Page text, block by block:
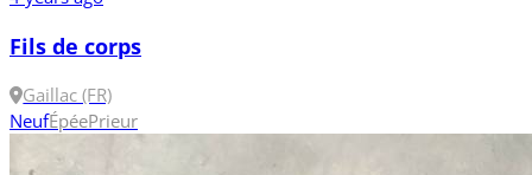
Fils de corps
Gaillac (FR)
NeufÉpéePrieur